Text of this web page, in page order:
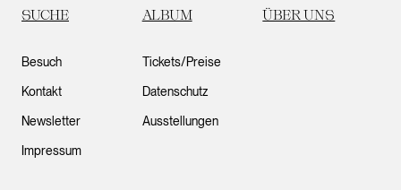
SUCHE ALBUM ÜBER UNS
Besuch
Kontakt
Newsletter
Impressum
Tickets/Preise
Datenschutz
Ausstellungen